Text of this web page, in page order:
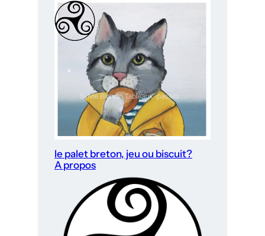
le palet breton, jeu ou biscuit?
A propos